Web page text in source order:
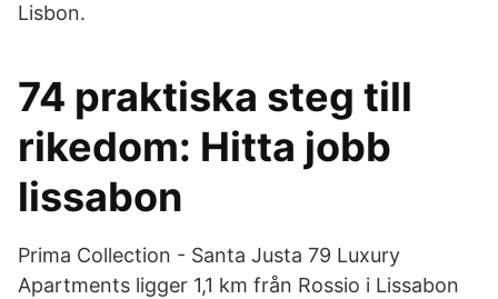
Lisbon.
74 praktiska steg till
rikedom: Hitta jobb
lissabon
Prima Collection - Santa Justa 79 Luxury
Apartments ligger 1,1 km från Rossio i Lissabon